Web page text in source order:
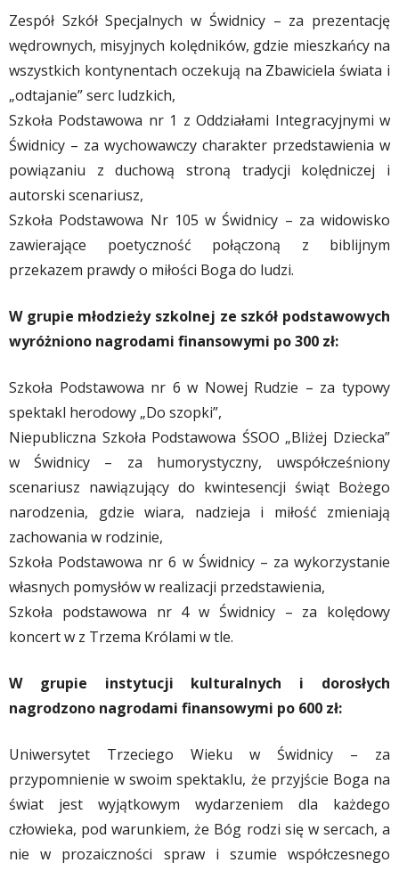
Zespół Szkół Specjalnych w Świdnicy – za prezentację
wędrownych, misyjnych kolędników, gdzie mieszkańcy na
wszystkich kontynentach oczekują na Zbawiciela świata i
„odtajanie” serc ludzkich,
Szkoła Podstawowa nr 1 z Oddziałami Integracyjnymi w
Świdnicy – za wychowawczy charakter przedstawienia w
powiązaniu z duchową stroną tradycji kolędniczej i
autorski scenariusz,
Szkoła Podstawowa Nr 105 w Świdnicy – za widowisko
zawierające poetyczność połączoną z biblijnym
przekazem prawdy o miłości Boga do ludzi.
W grupie młodzieży szkolnej ze szkół podstawowych
wyróżniono nagrodami finansowymi po 300 zł:
Szkoła Podstawowa nr 6 w Nowej Rudzie – za typowy
spektakl herodowy „Do szopki”,
Niepubliczna Szkoła Podstawowa ŚSOO „Bliżej Dziecka”
w Świdnicy – za humorystyczny, uwspółcześniony
scenariusz nawiązujący do kwintesencji świąt Bożego
narodzenia, gdzie wiara, nadzieja i miłość zmieniają
zachowania w rodzinie,
Szkoła Podstawowa nr 6 w Świdnicy – za wykorzystanie
własnych pomysłów w realizacji przedstawienia,
Szkoła podstawowa nr 4 w Świdnicy – za kolędowy
koncert w z Trzema Królami w tle.
W grupie instytucji kulturalnych i dorosłych
nagrodzono nagrodami finansowymi po 600 zł:
Uniwersytet Trzeciego Wieku w Świdnicy – za
przypomnienie w swoim spektaklu, że przyjście Boga na
świat jest wyjątkowym wydarzeniem dla każdego
człowieka, pod warunkiem, że Bóg rodzi się w sercach, a
nie w prozaiczności spraw i szumie współczesnego